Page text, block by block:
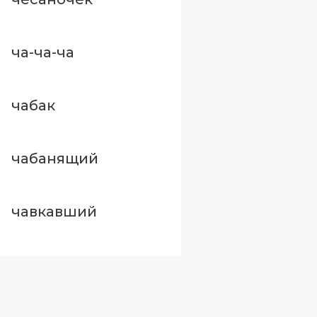
ча-ча-ча
чабак
чабанящий
чавкавший